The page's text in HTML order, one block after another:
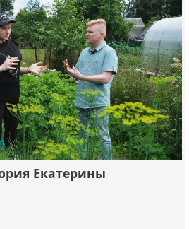
Екатерины